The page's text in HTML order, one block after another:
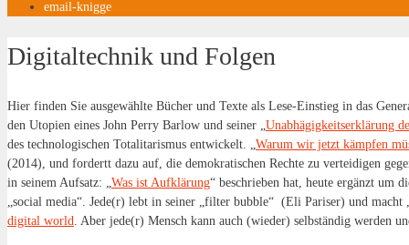
email-knigge
Digitaltechnik und Folgen
Hier finden Sie ausgewählte Bücher und Texte als Lese-Einstieg in das
den Utopien eines John Perry Barlow und seiner „Unabhägigkeitserklärung
des technologischen Totalitarismus entwickelt. „Warum wir jetzt kämpfen
(2014), und fordertt dazu auf, die demokratischen Rechte zu verteidigen
in seinem Aufsatz: „Was ist Aufklärung“ beschrieben hat, heute ergänzt um
„social media“. Jede(r) lebt in seiner „filter bubble“ (Eli Pariser) und
digital world. Aber jede(r) Mensch kann auch (wieder) selbständig werden